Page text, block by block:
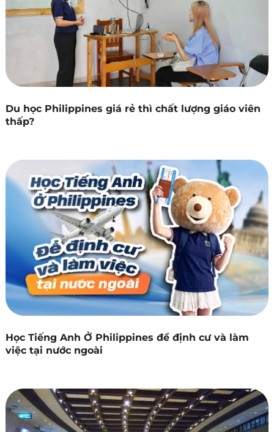
Du học Philippines giá rẻ thì chất lượng giáo viên
thấp?
Học Tiếng Anh Ở Philippines để định cư và làm
việc tại nước ngoài